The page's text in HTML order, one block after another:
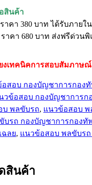
สินค้า
ราคา 380 บาท ได้รับภายใ
าคา 680 บาท ส่งฟรีด่วนพิ
งเทคนิคการสอบสัมภาษ
อสอบ กองบัญชาการกองทั
วข้อสอบ กองบัญชาการก
บ พลขับรถ, แนวข้อสอบ พ
บรถ กองบัญชาการกองทั
ลย, แนวข้อสอบ พลขับรถ
สินค้า